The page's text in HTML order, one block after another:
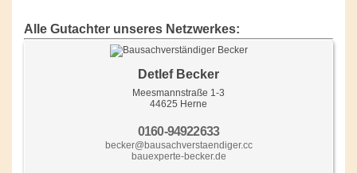
Alle Gutachter unseres Netzwerkes:
Detlef Becker
Meesmannstraße 1-3
44625 Herne
0160-94922633
becker@bausachverstaendiger.cc
bauexperte-becker.de